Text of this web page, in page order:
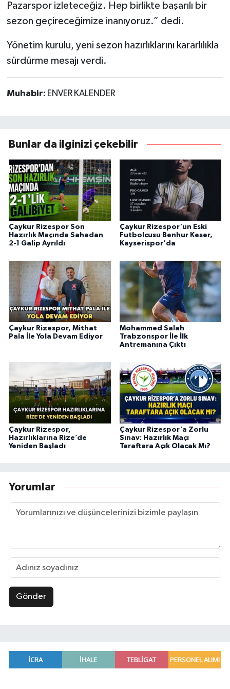
Pazarspor izleteceğiz. Hep birlikte başarılı bir
sezon geçireceğimize inanıyoruz.” dedi.
Yönetim kurulu, yeni sezon hazırlıklarını kararlılıkla
sürdürme mesajı verdi.
Muhabir: ENVER KALENDER
Bunlar da ilginizi çekebilir
Çaykur Rizespor Son
Hazırlık Maçında Sahadan
2-1 Galip Ayrıldı
Çaykur Rizespor'un Eski
Futbolcusu Benhur Keser,
Kayserispor'da
Çaykur Rizespor, Mithat
Pala İle Yola Devam Ediyor
Mohammed Salah
Trabzonspor İle İlk
Antremanına Çıktı
Çaykur Rizespor,
Hazırlıklarına Rize’de
Yeniden Başladı
Çaykur Rizespor'a Zorlu
Sınav: Hazırlık Maçı
Taraftara Açık Olacak Mı?
Yorumlar
Gönder